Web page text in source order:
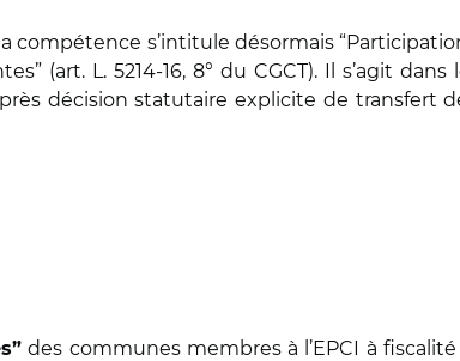
compétence s’intitule désormais
(art. L. 5214-16, 8° du CGCT). Il s’agit dans
décision statutaire explicite de transfert
des communes membres à l’EPCI à